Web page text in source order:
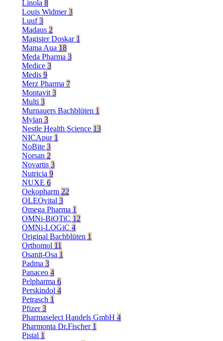
Linola 8
Louis Widmer3
Luuf3
Madaus 2
Magister Doskar 1
Mama Aua 18
Meda Pharma 3
Medice 3
Medis 9
Merz Pharma 7
Montavit 3
Multi 3
Murnauers Bachblüten 1
Mylan 3
Nestle Health Science 13
NICApur 1
NoBite 3
Norsan 2
Novartis 3
Nutricia 9
NUXE 6
Oekopharm 22
OLEOvital 3
Omega Pharma 1
OMNi-BiOTiC 12
OMNi-LOGiC 4
Original Bachblüten 1
Orthomol 11
Osanit-Osa 1
Padma 3
Panaceo 4
Pelpharma 6
Perskindol 4
Petrasch 1
Pfizer3
Pharmaselect Handels GmbH 4
Pharmonta Dr.Fischer 1
Pistal 1